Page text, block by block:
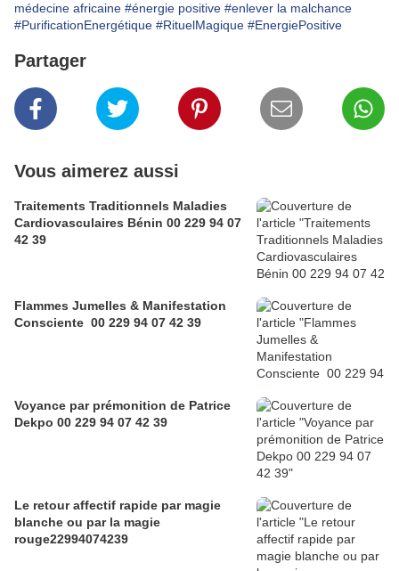
médecine africaine #énergie positive #enlever la malchance
#PurificationEnergétique #RituelMagique #EnergiePositive
Partager
Vous aimerez aussi
Traitements Traditionnels Maladies
Cardiovasculaires Bénin 00 229 94 07
42 39
Flammes Jumelles & Manifestation
Consciente 00 229 94 07 42 39
Voyance par prémonition de Patrice
Dekpo 00 229 94 07 42 39
Le retour affectif rapide par magie
blanche ou par la magie
rouge22994074239